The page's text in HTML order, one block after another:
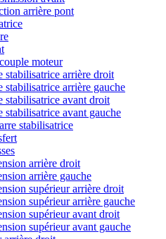
arrière pont
moteur
stabilisatrice arrière droit
stabilisatrice arrière gauche
stabilisatrice avant droit
stabilisatrice avant gauche
stabilisatrice
arrière droit
arrière gauche
supérieur arrière droit
supérieur arrière gauche
supérieur avant droit
supérieur avant gauche